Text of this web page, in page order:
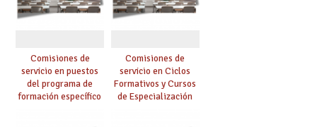
Comisiones de
servicio en puestos
del programa de
formación específico
Comisiones de
servicio en Ciclos
Formativos y Cursos
de Especialización